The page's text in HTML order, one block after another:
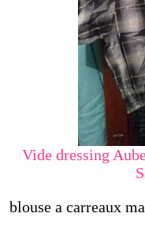
Vide dressing
blouse a carreaux